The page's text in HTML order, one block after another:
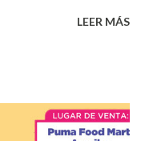
Este es el anuncio
de la
LEER MÁS